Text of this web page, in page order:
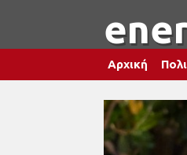
Αρχική